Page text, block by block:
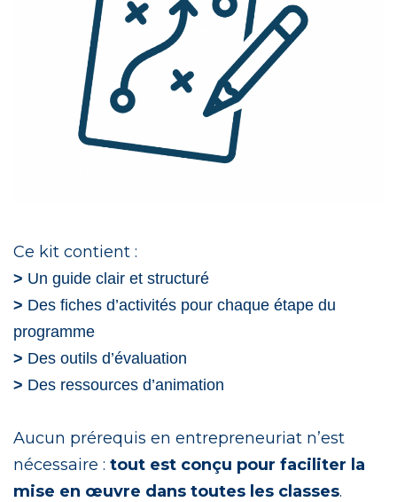
Ce kit contient :
> Un guide clair et structuré
> Des fiches d’activités pour chaque étape du
programme
> Des outils d’évaluation
> Des ressources d’animation
Aucun prérequis en entrepreneuriat n’est
nécessaire : tout est conçu pour faciliter la
mise en œuvre dans toutes les classes.